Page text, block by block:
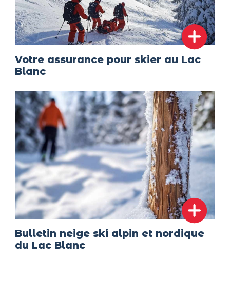
Votre assurance pour skier au Lac
Blanc
Bulletin neige ski alpin et nordique
du Lac Blanc